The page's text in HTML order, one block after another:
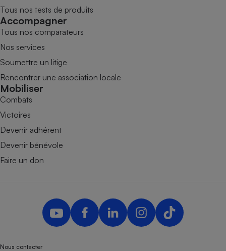
Tous nos tests de produits
Accompagner
Tous nos comparateurs
Nos services
Soumettre un litige
Rencontrer une association locale
Mobiliser
Combats
Victoires
Devenir adhérent
Devenir bénévole
Faire un don
Nous contacter